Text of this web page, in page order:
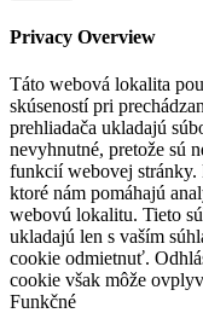
Privacy Overview
Táto webová lokalita
skúseností pri
prehliadača ukladajú
nevyhnutné, pretože sú
funkcií webovej stránky.
ktoré nám pomáhajú
webovú lokalitu. Tieto
ukladajú len s vaším
cookie odmietnuť.
cookie však môže
Funkčné